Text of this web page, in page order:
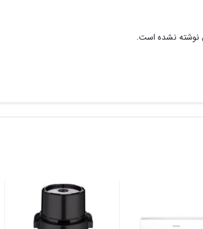
نوشته نشده است.